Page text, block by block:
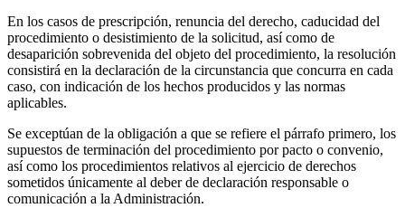
En los casos de prescripción, renuncia del derecho, caducidad del
procedimiento o desistimiento de la solicitud, así como de
desaparición sobrevenida del objeto del procedimiento, la resolución
consistirá en la declaración de la circunstancia que concurra en cada
caso, con indicación de los hechos producidos y las normas
aplicables.
Se exceptúan de la obligación a que se refiere el párrafo primero, los
supuestos de terminación del procedimiento por pacto o convenio,
así como los procedimientos relativos al ejercicio de derechos
sometidos únicamente al deber de declaración responsable o
comunicación a la Administración.